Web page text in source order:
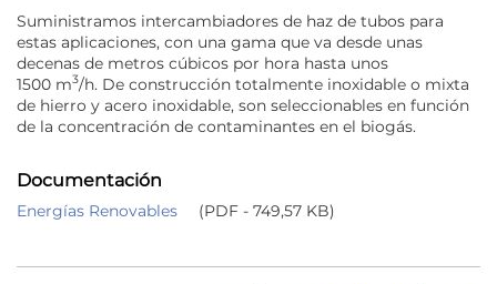
Suministramos intercambiadores de haz de tubos para
estas aplicaciones, con una gama que va desde unas
decenas de metros cúbicos por hora hasta unos
1500 m3/h. De construcción totalmente inoxidable o mixta
de hierro y acero inoxidable, son seleccionables en función
de la concentración de contaminantes en el biogás.
Documentación
Energías Renovables (PDF - 749,57 KB)